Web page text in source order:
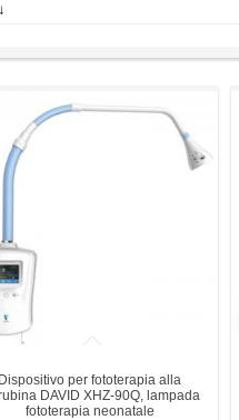
↓
Dispositivo per fototerapia alla
DAVID XHZ-90Q, lampada
fototerapia neonatale